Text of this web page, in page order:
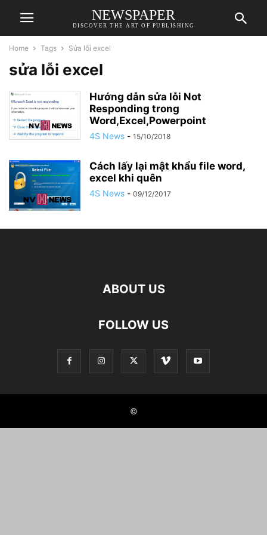
NEWSPAPER
DISCOVER THE ART OF PUBLISHING
Home Tags Sửa lỗi excel
sửa lỗi excel
Hướng dẫn sửa lỗi Not
Responding trong
Word,Excel,Powerpoint
4S News - 15/10/2018
Cách lấy lại mật khẩu file word,
excel khi quên
4S News - 09/12/2017
ABOUT US
FOLLOW US
©